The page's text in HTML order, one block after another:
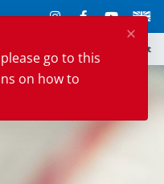
Marien Konkret
×
go to this
on how to